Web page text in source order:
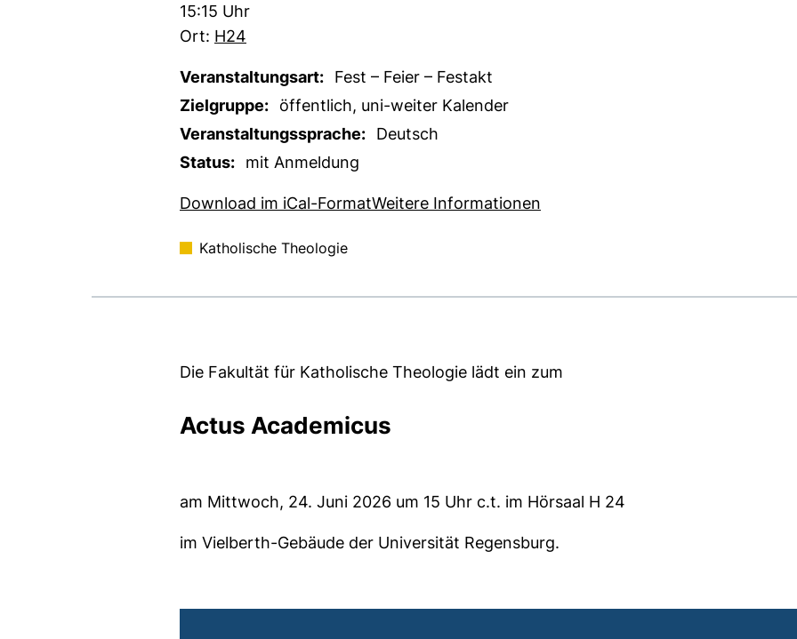
Zeit:
15:15 Uhr
Ort: H24
Veranstaltungsart:
Fest – Feier – Festakt
Zielgruppe:
öffentlich, uni-weiter Kalender
Veranstaltungssprache:
Deutsch
Status:
mit Anmeldung
Download im iCal-Format, 1 KB (öffnet neues Fenster)
Weitere Informationen
Katholische Theologie
Die Fakultät für Katholische Theologie lädt ein zum
Actus Academicus
am Mittwoch, 24. Juni 2026 um 15 Uhr c.t. im Hörsaal H 24
im Vielberth-Gebäude der Universität Regensburg.